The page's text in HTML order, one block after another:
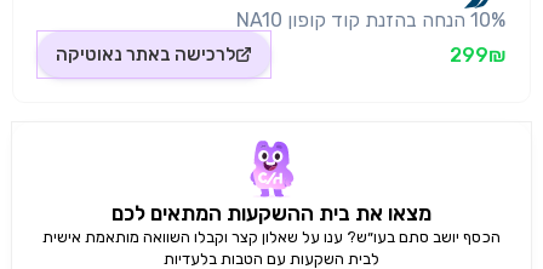
10% הנחה בהזנת קוד קופון NA10
299₪
לרכישה באתר נאוטיקה
מצאו את בית ההשקעות המתאים לכם
הכסף יושב סתם בעו״ש? ענו על שאלון קצר וקבלו השוואה מותאמת אישית
לבית השקעות עם הטבות בלעדיות